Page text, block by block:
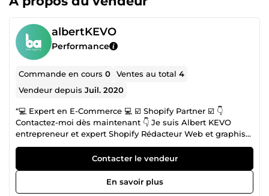
albertKEVO
Performance
Commande en cours0 Ventes au total4
Vendeur depuisJuil. 2020
“💻 Expert en E-Commerce 💻 ☑️ Shopify Partner ☑️ 👇
Contactez-moi dès maintenant 👇 Je suis Albert KEVO
entrepreneur et expert Shopify Rédacteur Web et graphiste
design avec plus de 6 ans d’expérience dans le
webmarketing. Je suis passionné par l'e-commerce et j'ai
acquis une grande expérience dans la création de
boutiques sur la plateforme Shopify. je vous rassure que
vous êtes là bienvenue et que vous aurez satisfaction dans
Contacter le vendeur
En savoir plus